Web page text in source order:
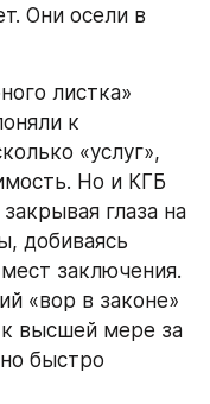
Они осели в
листка»
к
«услуг»,
Но и КГБ
глаза на
добиваясь
заключения.
«вор в законе»
высшей мере за
быстро